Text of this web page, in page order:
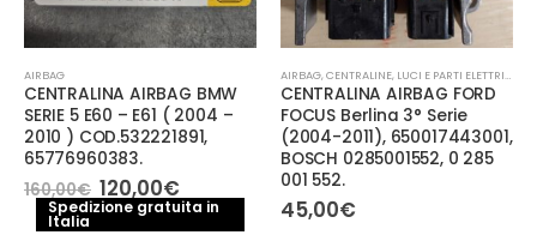
AIRBAG
CENTRALINA AIRBAG BMW
SERIE 5 E60 – E61 ( 2004 –
2010 ) COD.532221891,
65776960383.
160,00€ Il
prezzo
originale
120,00€Il
prezzo
attuale
Spedizione gratuita in
Italia
AIRBAG,CENTRALINE, LUCI E PARTI ELETTRICHE
CENTRALINA AIRBAG FORD
FOCUS Berlina 3° Serie
(2004-2011), 650017443001,
BOSCH 0285001552, 0 285
001 552.
45,00€